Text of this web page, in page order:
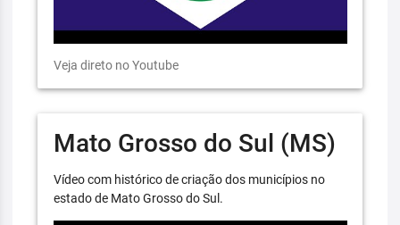
Veja direto no Youtube
Mato Grosso do Sul (MS)
Vídeo com histórico de criação dos municípios no
estado de Mato Grosso do Sul.